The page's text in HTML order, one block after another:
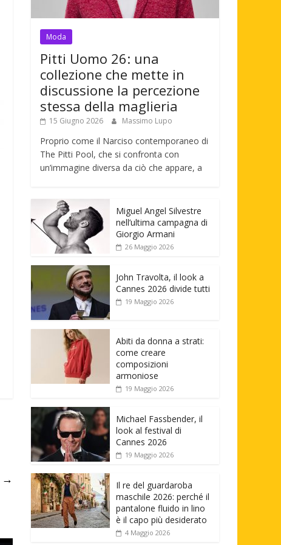
→
Moda
Pitti Uomo 26: una
collezione che mette in
discussione la percezione
stessa della maglieria
15 Giugno 2026 Massimo Lupo
Proprio come il Narciso contemporaneo di
The Pitti Pool, che si confronta con
un’immagine diversa da ciò che appare, a
Miguel Angel Silvestre
nell’ultima campagna di
Giorgio Armani
26 Maggio 2026
John Travolta, il look a
Cannes 2026 divide tutti
19 Maggio 2026
Abiti da donna a strati:
come creare
composizioni
armoniose
19 Maggio 2026
Michael Fassbender, il
look al festival di
Cannes 2026
19 Maggio 2026
Il re del guardaroba
maschile 2026: perché il
pantalone fluido in lino
è il capo più desiderato
4 Maggio 2026